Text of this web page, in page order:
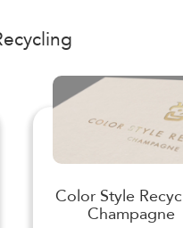
Color Style
Champagne